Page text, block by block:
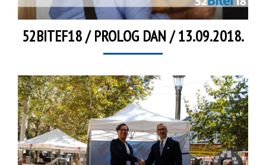
52BITEF18 / PROLOG DAN / 13.09.2018.